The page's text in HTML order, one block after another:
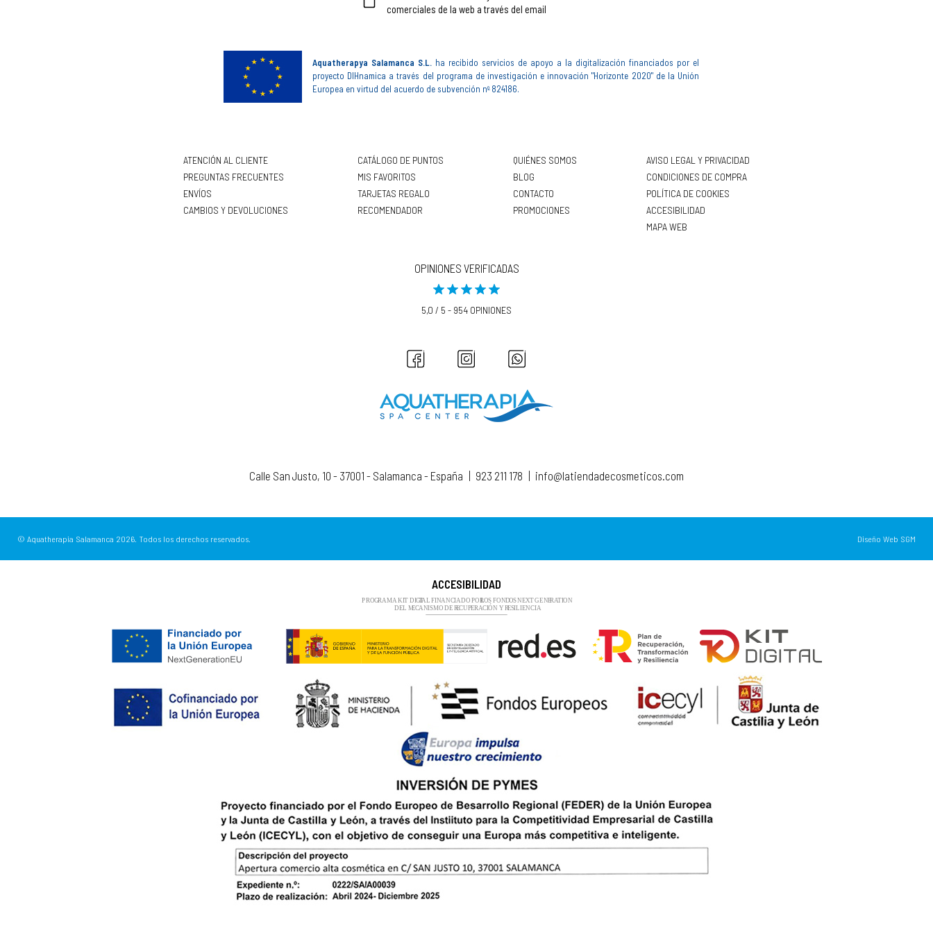
comerciales de la web a través del email
Aquatherapya Salamanca S.L. ha recibido servicios de apoyo a la digitalización financiados por el
proyecto DIHnamica a través del programa de investigación e innovación "Horizonte 2020" de la Unión
Europea en virtud del acuerdo de subvención nº 824186.
ATENCIÓN AL CLIENTE
PREGUNTAS FRECUENTES
ENVÍOS
CAMBIOS Y DEVOLUCIONES
CATÁLOGO DE PUNTOS
MIS FAVORITOS
TARJETAS REGALO
RECOMENDADOR
QUIÉNES SOMOS
BLOG
CONTACTO
PROMOCIONES
AVISO LEGAL Y PRIVACIDAD
CONDICIONES DE COMPRA
POLÍTICA DE COOKIES
ACCESIBILIDAD
MAPA WEB
OPINIONES VERIFICADAS
5,0 / 5 - 954 OPINIONES
Calle San Justo, 10 - 37001 - Salamanca - España 923 211 178 info@latiendadecosmeticos.com
© Aquatherapia Salamanca 2026. Todos los derechos reservados. Diseño Web SGM
ACCESIBILIDAD